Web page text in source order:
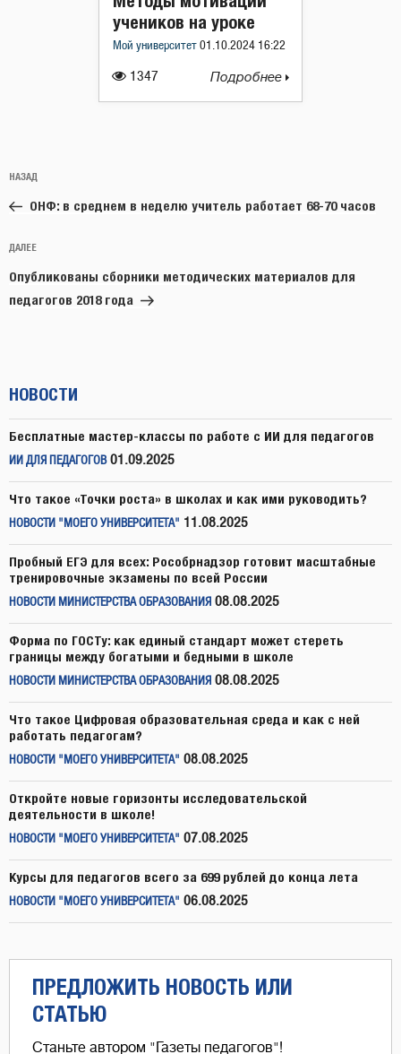
1347
учеников на уроке
Мой университет 01.10.2024 16:22
Подробнее
по
записям
Предыдущая
запись:
НАЗАД
ОНФ: в среднем в неделю учитель работает 68-70 часов
Следующая
запись
ДАЛЕЕ
Опубликованы сборники методических материалов для
педагогов 2018 года
НОВОСТИ
Бесплатные мастер-классы по работе с ИИ для педагогов
ИИ ДЛЯ ПЕДАГОГОВ 01.09.2025
Что такое «Точки роста» в школах и как ими руководить?
НОВОСТИ "МОЕГО УНИВЕРСИТЕТА" 11.08.2025
Пробный ЕГЭ для всех: Рособрнадзор готовит масштабные
тренировочные экзамены по всей России
НОВОСТИ МИНИСТЕРСТВА ОБРАЗОВАНИЯ 08.08.2025
Форма по ГОСТу: как единый стандарт может стереть
границы между богатыми и бедными в школе
НОВОСТИ МИНИСТЕРСТВА ОБРАЗОВАНИЯ 08.08.2025
Что такое Цифровая образовательная среда и как с ней
работать педагогам?
НОВОСТИ "МОЕГО УНИВЕРСИТЕТА" 08.08.2025
Откройте новые горизонты исследовательской
деятельности в школе!
НОВОСТИ "МОЕГО УНИВЕРСИТЕТА" 07.08.2025
Курсы для педагогов всего за 699 рублей до конца лета
НОВОСТИ "МОЕГО УНИВЕРСИТЕТА" 06.08.2025
ПРЕДЛОЖИТЬ НОВОСТЬ ИЛИ
СТАТЬЮ
Станьте автором "Газеты педагогов"!